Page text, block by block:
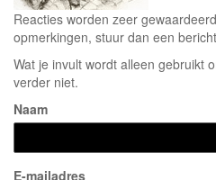
Reacties worden zeer
opmerkingen, stuur dan een
Wat je invult wordt alleen gebruikt
verder niet.
Naam
E-mailadres